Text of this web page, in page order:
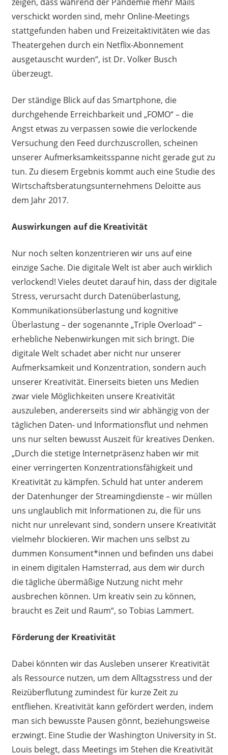
verschickt worden sind, mehr Online-Meetings
stattgefunden haben und Freizeitaktivitäten wie das
Theatergehen durch ein Netflix-Abonnement
ausgetauscht wurden“, ist Dr. Volker Busch
überzeugt.
Der ständige Blick auf das Smartphone, die
durchgehende Erreichbarkeit und „FOMO“ – die
Angst etwas zu verpassen sowie die verlockende
Versuchung den Feed durchzuscrollen, scheinen
unserer Aufmerksamkeitsspanne nicht gerade gut zu
tun. Zu diesem Ergebnis kommt auch eine Studie des
Wirtschaftsberatungsunternehmens Deloitte aus
dem Jahr 2017.
Auswirkungen auf die Kreativität
Nur noch selten konzentrieren wir uns auf eine
einzige Sache. Die digitale Welt ist aber auch wirklich
verlockend! Vieles deutet darauf hin, dass der digitale
Stress, verursacht durch Datenüberlastung,
Kommunikationsüberlastung und kognitive
Überlastung – der sogenannte „Triple Overload“ –
erhebliche Nebenwirkungen mit sich bringt. Die
digitale Welt schadet aber nicht nur unserer
Aufmerksamkeit und Konzentration, sondern auch
unserer Kreativität. Einerseits bieten uns Medien
zwar viele Möglichkeiten unsere Kreativität
auszuleben, andererseits sind wir abhängig von der
täglichen Daten- und Informationsflut und nehmen
uns nur selten bewusst Auszeit für kreatives Denken.
„Durch die stetige Internetpräsenz haben wir mit
einer verringerten Konzentrationsfähigkeit und
Kreativität zu kämpfen. Schuld hat unter anderem
der Datenhunger der Streamingdienste – wir müllen
uns unglaublich mit Informationen zu, die für uns
nicht nur unrelevant sind, sondern unsere Kreativität
vielmehr blockieren. Wir machen uns selbst zu
dummen Konsument*innen und befinden uns dabei
in einem digitalen Hamsterrad, aus dem wir durch
die tägliche übermäßige Nutzung nicht mehr
ausbrechen können. Um kreativ sein zu können,
braucht es Zeit und Raum“, so Tobias Lammert.
Förderung der Kreativität
Dabei könnten wir das Ausleben unserer Kreativität
als Ressource nutzen, um dem Alltagsstress und der
Reizüberflutung zumindest für kurze Zeit zu
entfliehen. Kreativität kann gefördert werden, indem
man sich bewusste Pausen gönnt, beziehungsweise
erzwingt. Eine Studie der Washington University in St.
Louis belegt, dass Meetings im Stehen die Kreativität